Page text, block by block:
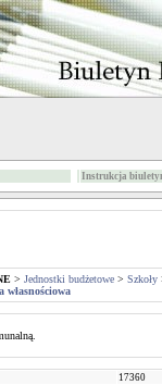
Instrukcja
> Jednostki budżetowe > Szkoły
własnościowa
17360